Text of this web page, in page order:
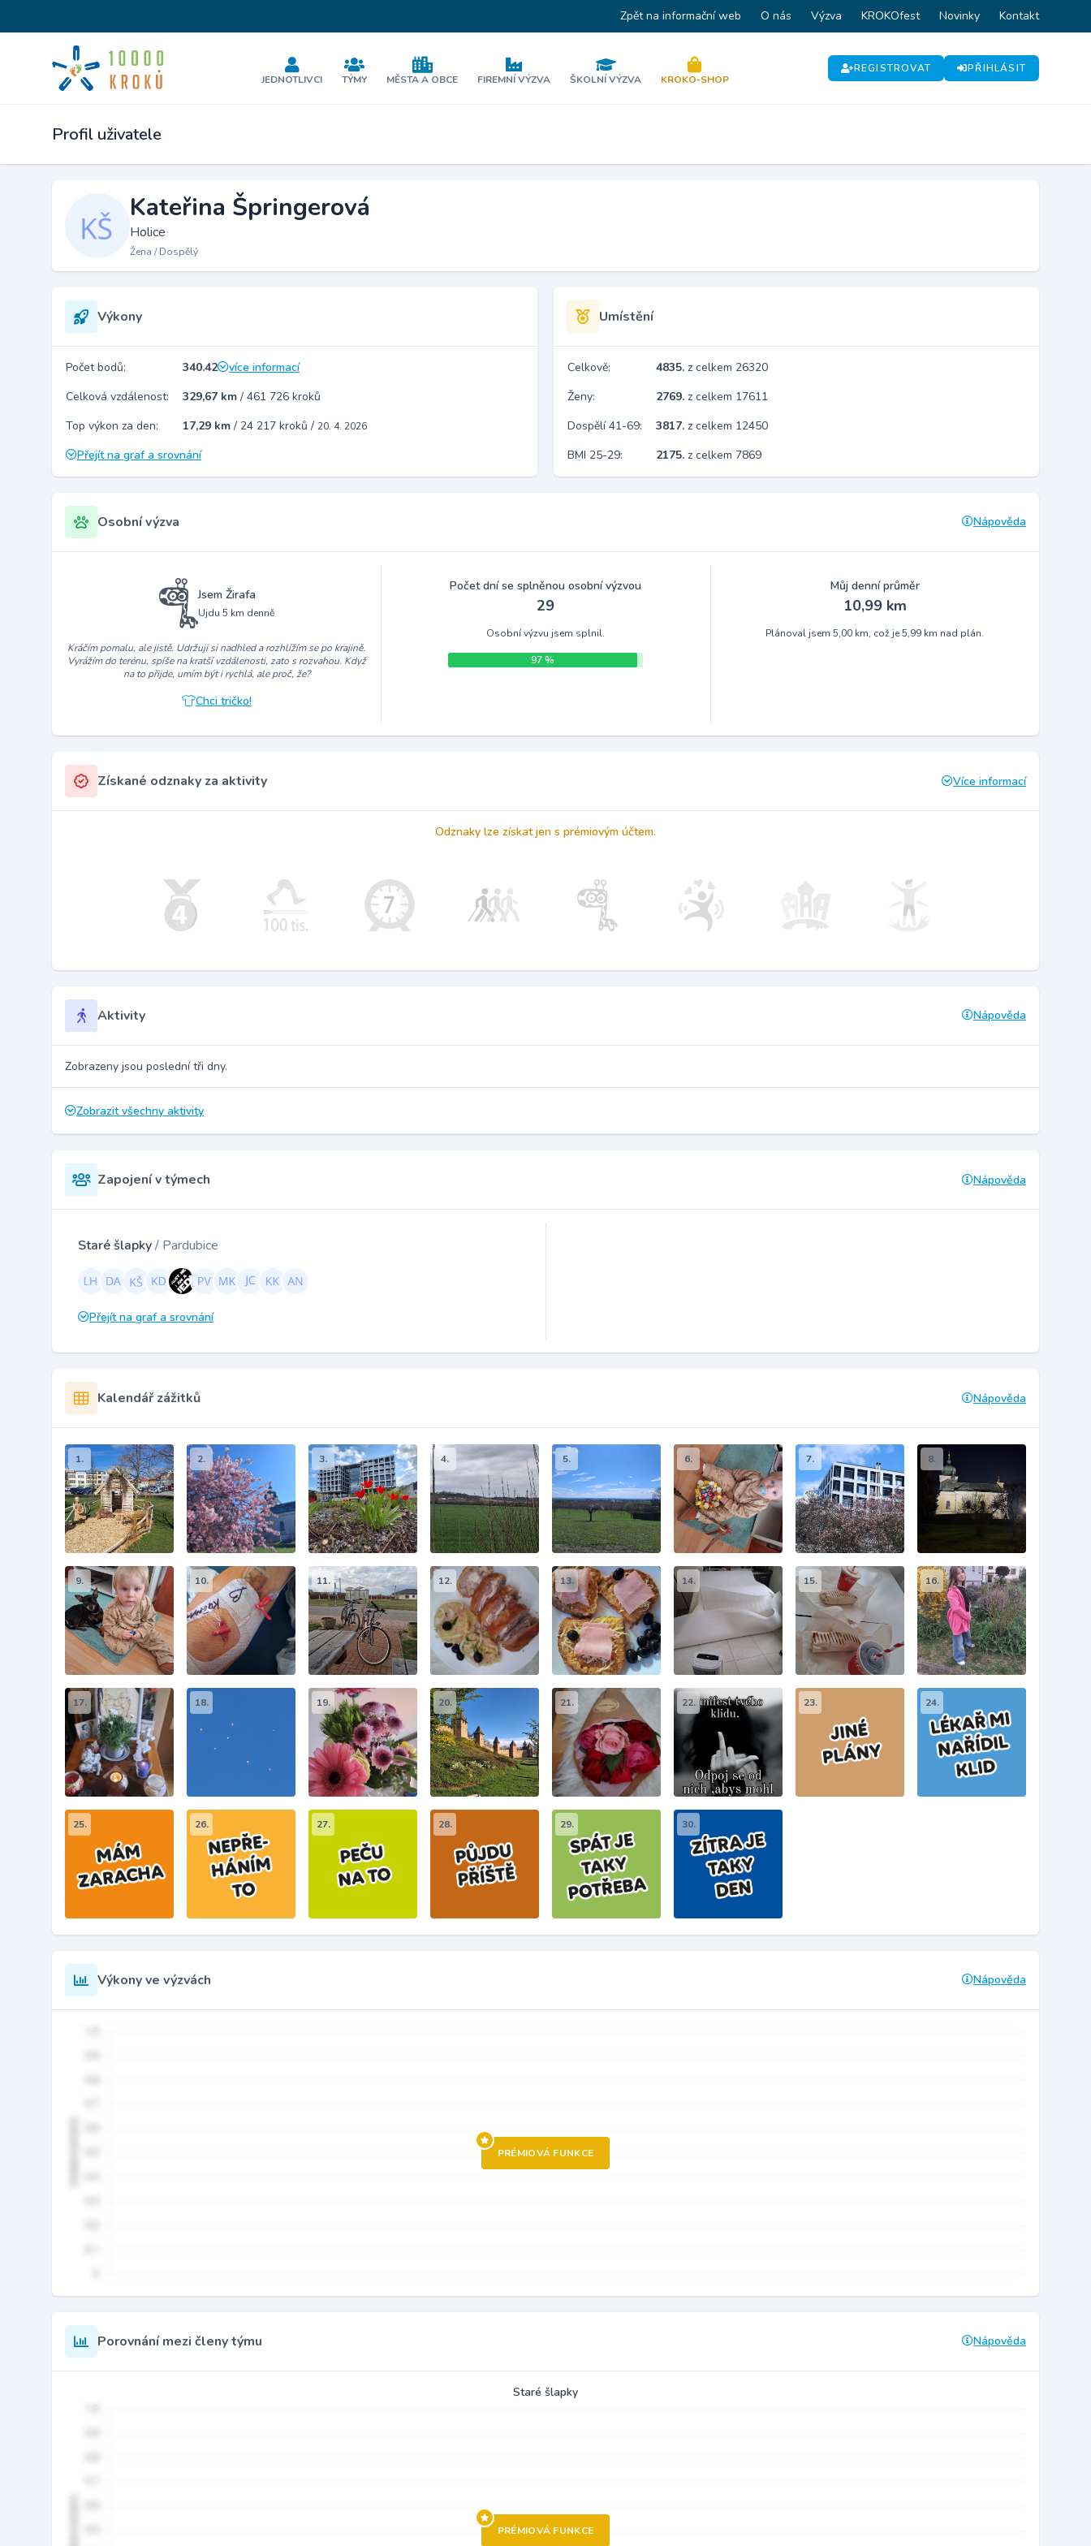
Zpět na informační web O nás Výzva KROKOfest Novinky Kontakt
JEDNOTLIVCI TÝMY MĚSTA A OBCE FIREMNÍ VÝZVA ŠKOLNÍ VÝZVA KROKO-SHOP
REGISTROVAT PŘIHLÁSIT
Profil uživatele
Kateřina Špringerová
Holice
Žena / Dospělý
Výkony
Počet bodů: 340.42
více informací
Celková vzdálenost:
329,67 km / 461 726 kroků
Top výkon za den:
17,29 km / 24 217 kroků / 20. 4. 2026
Přejít na graf a srovnání
Umístění
Celkově: 4835. z celkem 26320
Ženy:
2769. z celkem 17611
Dospělí 41-69:
3817. z celkem 12450
BMI 25-29:
2175. z celkem 7869
Osobní výzva Nápověda
Jsem Žirafa
Ujdu 5 km denně
Kráčím pomalu, ale jistě. Udržuji si nadhled a rozhlížím se po krajině.
Vyrážím do terénu, spíše na kratší vzdálenosti, zato s rozvahou. Když
na to přijde, umím být i rychlá, ale proč, že?
Chci tričko!
Počet dní se splněnou osobní výzvou
29
Osobní výzvu jsem splnil.
97 %
Můj denní průměr
10,99 km
Plánoval jsem 5,00 km, což je 5,99 km nad plán.
Získané odznaky za aktivity Více informací
Odznaky lze získat jen s prémiovým účtem.
Aktivity Nápověda
Zobrazeny jsou poslední tři dny.
Zobrazit všechny aktivity
Zapojení v týmech Nápověda
Staré šlapky/ Pardubice
Přejít na graf a srovnání
Kalendář zážitků Nápověda
1. 2. 3. 4. 5. 6. 7. 8.
9. 10. 11. 12. 13. 14. 15. 16.
17. 18. 19. 20. 21. 22. 23. 24.
25. 26. 27. 28. 29. 30.
Výkony ve výzvách Nápověda
PRÉMIOVÁ FUNKCE
Porovnání mezi členy týmu Nápověda
Staré šlapky
PRÉMIOVÁ FUNKCE